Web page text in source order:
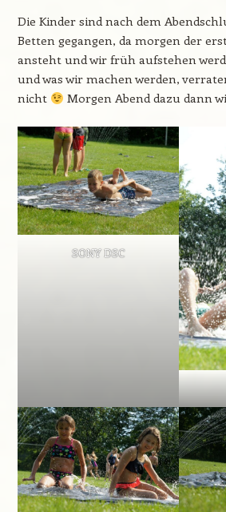
Die Kinder sind nach dem
Betten gegangen, da morgen der
ansteht und wir früh aufstehen
und was wir machen werden,
nicht
Morgen Abend dazu dann
SONY DSC